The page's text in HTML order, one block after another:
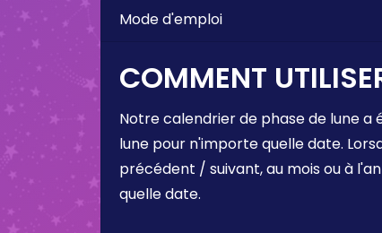
Mode d'emploi
COMMENT
Notre calendrier de phase de lune a
lune pour n'importe quelle date.
précédent / suivant, au mois ou à
quelle date.